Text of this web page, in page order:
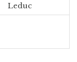
Leduc